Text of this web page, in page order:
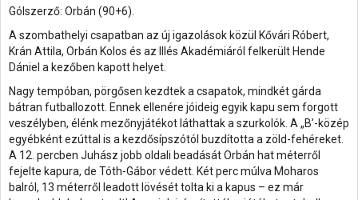
Gólszerző: Orbán (90+6).
A szombathelyi csapatban az új igazolások közül Kővári Róbert,
Krán Attila, Orbán Kolos és az Illés Akadémiáról felkerült Hende
Dániel a kezőben kapott helyet.
Nagy tempóban, pörgősen kezdtek a csapatok, mindkét gárda
bátran futballozott. Ennek ellenére jóideig egyik kapu sem forgott
veszélyben, élénk mezőnyjátékot láthattak a szurkolók. A „B’-közép
egyébként ezúttal is a kezdősípszótól buzdította a zöld-fehéreket.
A 12. percben Juhász jobb oldali beadását Orbán hat méterről
fejelte kapura, de Tóth-Gábor védett. Két perc múlva Moharos
balról, 13 méterről leadott lövését tolta ki a kapus – ez már